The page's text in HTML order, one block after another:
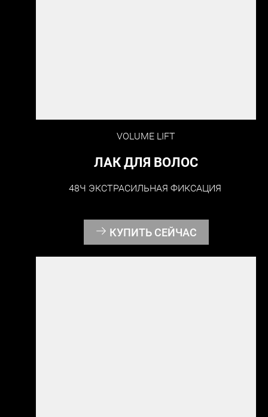
VOLUME LIFT
ЛАК ДЛЯ ВОЛОС
48Ч ЭКСТРАСИЛЬНАЯ ФИКСАЦИЯ
КУПИТЬ СЕЙЧАС